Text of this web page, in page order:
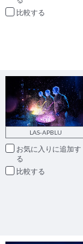
比較
LAS-APBLU
お気に入りに追加
比較